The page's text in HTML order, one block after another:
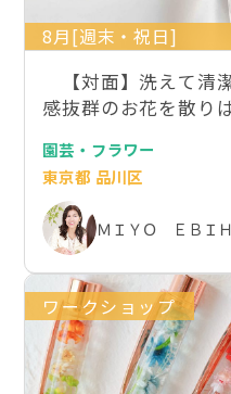
8月[週末・祝日]
【対面】洗えて清
感抜群のお花を散り
園芸・フラワー
東京都 品川区
ＭＩＹＯ ＥＢＩ
ワークショップ